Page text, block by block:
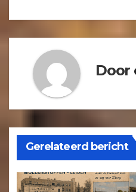
Door
Gerelateerd bericht